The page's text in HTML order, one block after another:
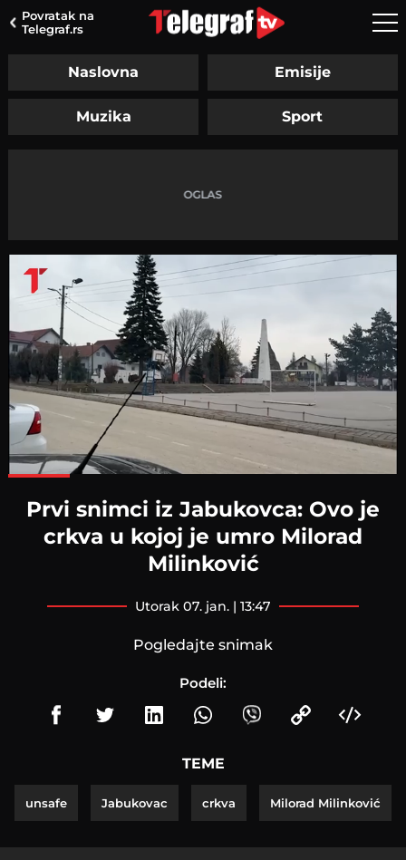
Povratak na
Telegraf.rs
Naslovna Emisije
Muzika Sport
Prvi snimci iz Jabukovca: Ovo je
crkva u kojoj je umro Milorad
Milinković
utorak 07. jan. | 13:47
Pogledajte snimak
Podeli:
TEME
unsafe Jabukovac crkva Milorad Milinković